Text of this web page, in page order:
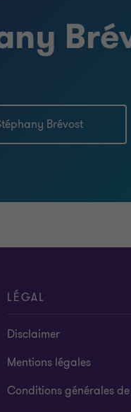
Brévost
LÉGAL
Disclaimer
Mentions légales
Conditions générales